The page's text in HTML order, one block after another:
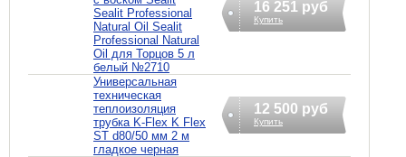
Sealit Professional
Natural Oil Sealit
Professional Natural
Oil для Торцов 5 л
белый №2710
16 251 руб
Купить
Универсальная
техническая
теплоизоляция
трубка K-Flex K Flex
ST d80/50 мм 2 м
гладкое черная
12 500 руб
Купить